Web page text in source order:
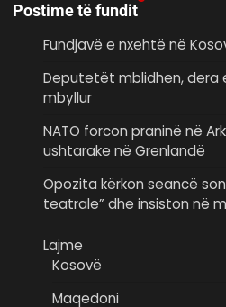
Postime të fundit
Fundjavë e nxehtë në
Deputetët mblidhen, dera
mbyllur
NATO forcon praninë në
ushtarake në Grenlandë
Opozita kërkon seancë
teatrale” dhe insiston në
Lajme
Kosovë
Maqedoni